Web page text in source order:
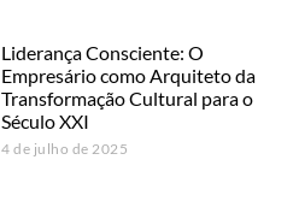
Liderança Consciente: O
Empresário como Arquiteto da
Transformação Cultural para o
Século XXI
4 de julho de 2025